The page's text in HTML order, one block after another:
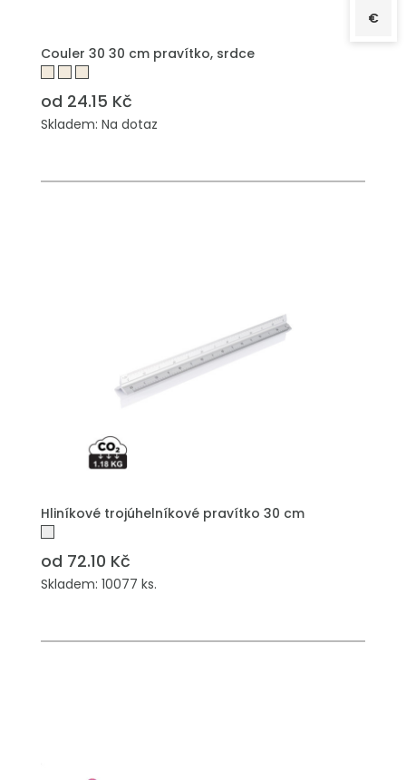
Couler 30 30 cm pravítko, srdce
od 24.15 Kč
Skladem: Na dotaz
Hliníkové trojúhelníkové pravítko 30 cm
od 72.10 Kč
Skladem: 10077 ks.
€